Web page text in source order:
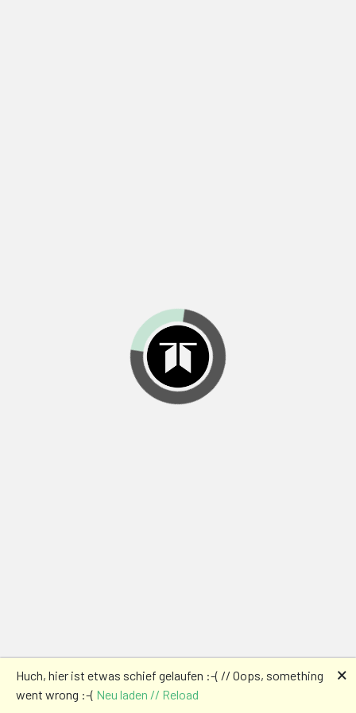
Huch, hier ist etwas schief gelaufen :-( // Oops, something
went wrong :-( Neu laden // Reload
🗙